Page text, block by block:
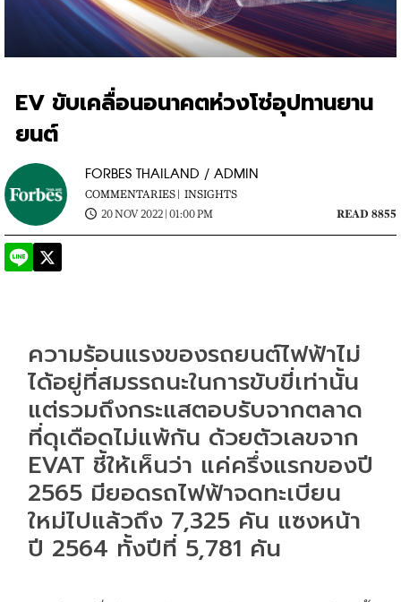
EV ขับเคลื่อนอนาคตห่วงโซ่อุปทานยาน
ยนต์
FORBES THAILAND / ADMIN
COMMENTARIES | INSIGHTS
20 NOV 2022 | 01:00 PM
READ 8855
ความร้อนแรงของรถยนต์ไฟฟ้าไม่
ได้อยู่ที่สมรรถนะในการขับขี่เท่านั้น
แต่รวมถึงกระแสตอบรับจากตลาด
ที่ดุเดือดไม่แพ้กัน ด้วยตัวเลขจาก
EVAT ชี้ให้เห็นว่า แค่ครึ่งแรกของปี
2565 มียอดรถไฟฟ้าจดทะเบียน
ใหม่ไปแล้วถึง 7,325 คัน แซงหน้า
ปี 2564 ทั้งปีที่ 5,781 คัน